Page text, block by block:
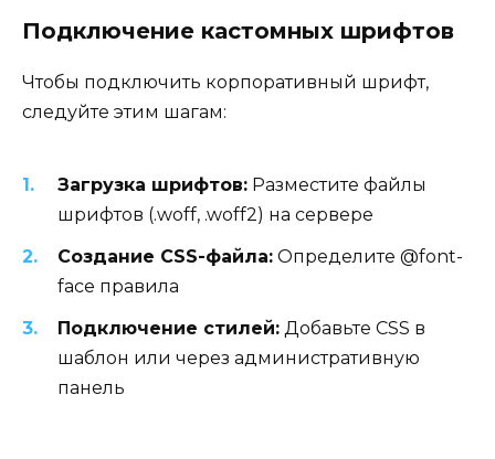
Подключение кастомных шрифтов
Чтобы подключить корпоративный шрифт,
следуйте этим шагам:
Загрузка шрифтов: Разместите файлы
шрифтов (.woff, .woff2) на сервере
Создание CSS-файла: Определите @font-
face правила
Подключение стилей: Добавьте CSS в
шаблон или через административную
панель